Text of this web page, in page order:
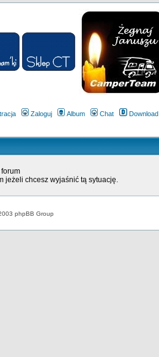
Zaloguj Album Chat Download
jeżeli chcesz wyjaśnić tą sytuację.
phpBB Group